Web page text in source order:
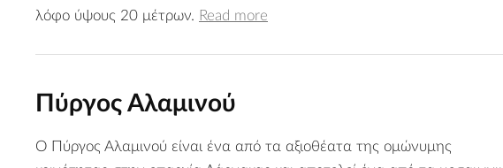
λόφο ύψους 20 μέτρων. Read more
Πύργος Αλαμινού
Ο Πύργος Αλαμινού είναι ένα από τα αξιοθέατα της ομώνυμης